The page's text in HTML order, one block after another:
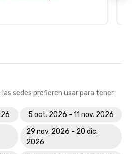
sedes prefieren usar para tener
5 oct. 2026 - 11 nov. 2026
29 nov. 2026 - 20 dic.
2026